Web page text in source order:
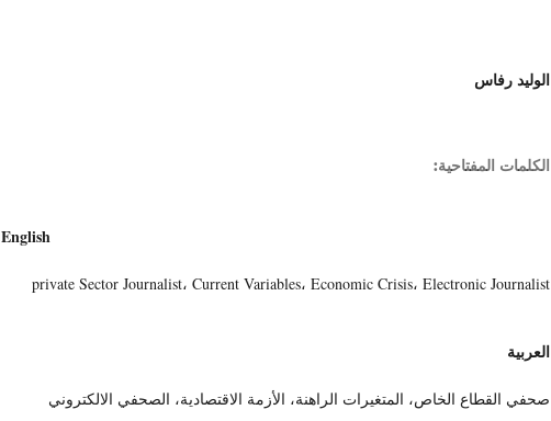
الوليد رفاس
الكلمات المفتاحية:
English
private Sector Journalist، Current Variables، Economic Crisis، Electronic Journalist
العربية
صحفي القطاع الخاص، المتغيرات الراهنة، الأزمة الاقتصادية، الصحفي الالكتروني